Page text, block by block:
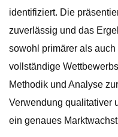
identifiziert. Die
zuverlässig und das
sowohl primärer als
vollständige
Methodik und Analyse
Verwendung qualitativer
ein genaues